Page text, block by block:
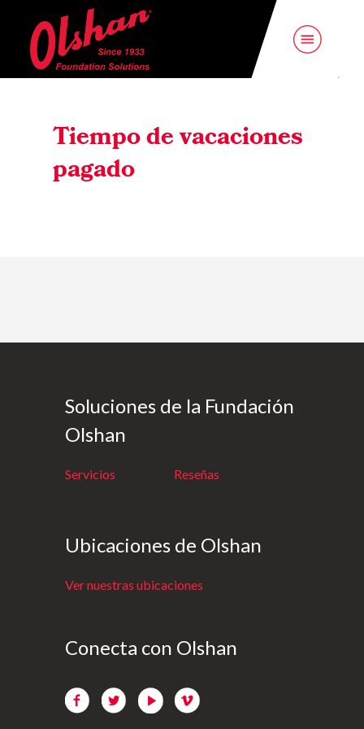
Tiempo de vacaciones
pagado
Soluciones de la Fundación
Olshan
Servicios Reseñas
Ubicaciones de Olshan
Ver nuestras ubicaciones
Conecta con Olshan